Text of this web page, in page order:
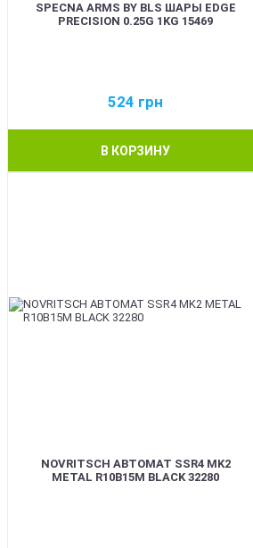
SPECNA ARMS BY BLS ШАРЫ EDGE
PRECISION 0.25G 1KG 15469
524 грн
В КОРЗИНУ
NOVRITSCH АВТОМАТ SSR4 MK2
METAL R10B15M BLACK 32280